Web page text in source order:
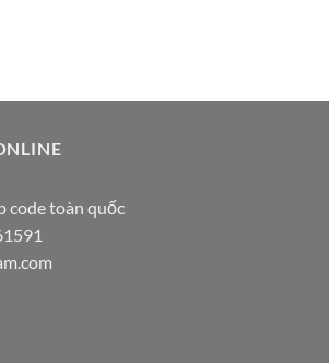
code toàn quốc